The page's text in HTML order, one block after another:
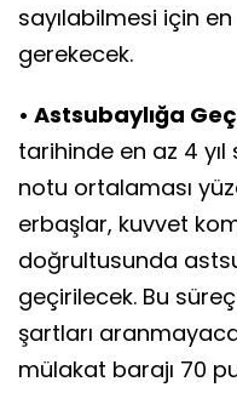
sayılabilmesi için
gerekecek.
• Astsubaylığa
tarihinde en az 4
notu ortalaması
erbaşlar, kuvvet
doğrultusunda
geçirilecek. Bu
şartları
mülakat barajı 70